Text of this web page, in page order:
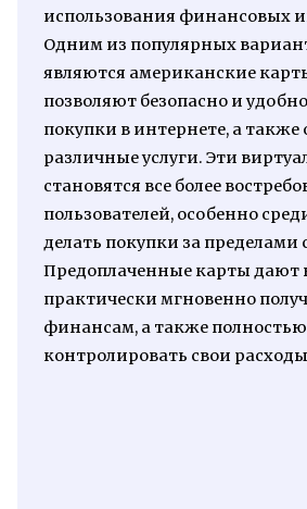
использования финансовых
Одним из популярных
являются американские
позволяют безопасно и
покупки в интернете, а также
различные услуги. Эти
становятся все более
пользователей, особенно
делать покупки за пределами
Предоплаченные карты дают
практически мгновенно
финансам, а также полностью
контролировать свои